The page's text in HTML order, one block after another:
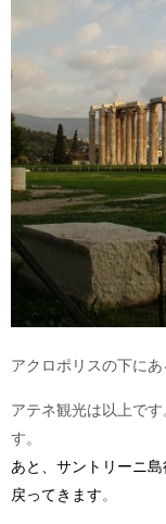
アクロポリスの下に
アテネ観光は以上で
す。
あと、サントリーニ
戻ってきます。